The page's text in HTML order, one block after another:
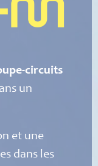
circuits
un
et une
dans les